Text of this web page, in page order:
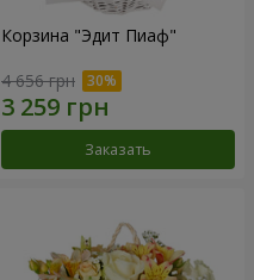
Корзина "Эдит Пиаф"
4 656 грн
Заказать